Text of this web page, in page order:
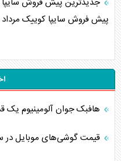
پیش فروش سایپا کوییک مرداد ۱۴۰۵ اعلام شد
هافبک جوان آلومینیوم یک
قیمت گوشی‌های موبایل در سال ۱۴۰۵ چقدر